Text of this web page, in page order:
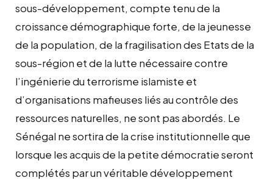
sous-développement, compte tenu de la
croissance démographique forte, de la jeunesse
de la population, de la fragilisation des Etats de la
sous-région et de la lutte nécessaire contre
l’ingénierie du terrorisme islamiste et
d’organisations mafieuses liés au contrôle des
ressources naturelles, ne sont pas abordés. Le
Sénégal ne sortira de la crise institutionnelle que
lorsque les acquis de la petite démocratie seront
complétés par un véritable développement